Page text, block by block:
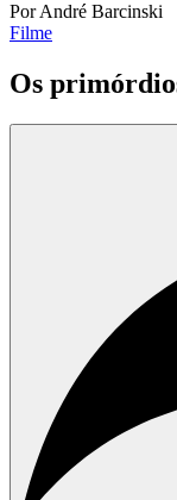
Por André Barcinski
Filme
Os